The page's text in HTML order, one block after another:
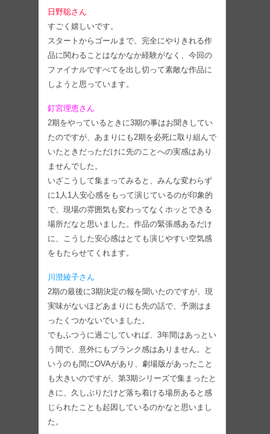
日野聡さん
すごく嬉しいです。
スタートからゴールまで、完全にやりきれる作
品に関わることはなかなか経験がなく、今回の
ファイナルですべてを出し切って素敵な作品に
しようと思っています。
釘宮理恵さん
2期をやっているときに3期の事はお聞きしてい
たのですが、あまりにも2期を必死に取り組んで
いたときだっただけに先のことへの実感はあり
ませんでした。
いざこうして集まってみると、みんな変わらず
に1人1人安心感をもって演じているのが印象的
で、現場の雰囲気も変わってなくホッとできる
場所だなと思いました。作品の緊張感あるだけ
に、こうした安心感はとても演じやすい空気感
をもたらせてくれます。
川澄綾子さん
2期の最後に3期決定の報を聞いたのですが、現
実味がないほどあまりにも先の話で、予測はま
ったくつかないでいました。
でもふつうに過ごしていれば、3年間はあっとい
う間で、意外にもブランク感はありません。と
いうのも間にOVAがあり、劇場版があったこと
も大きいのですが、第3期シリーズで集まったと
きに、久しぶりだけど落ち着ける場所あると感
じられたことも起因しているのかなと思いまし
た。